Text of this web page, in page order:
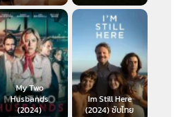
My Two
Husbands
(2024)
Im Still Here
(2024) ซับไทย